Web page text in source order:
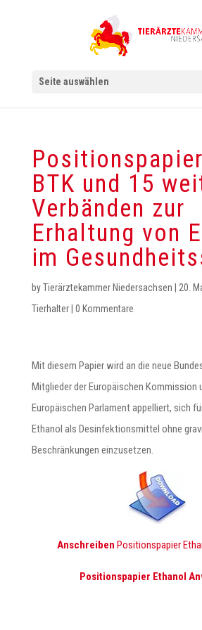
Seite auswählen
BTK und 15
Verbänden zur
Erhaltung von
im
byTierärztekammer Niedersachsen 20.
Tierhalter| 0 Kommentare
Mit diesem Papier wird an die neue
Mitglieder der Europäischen Kommission
Europäischen Parlament appelliert, sich
Ethanol als Desinfektionsmittel ohne
Beschränkungen einzusetzen.
Anschreiben Positionspapier
Positionspapier Ethanol